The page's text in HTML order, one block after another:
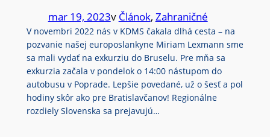
mar 19, 2023v Článok, Zahraničné
V novembri 2022 nás v KDMS čakala dlhá cesta – na
pozvanie našej europoslankyne Miriam Lexmann sme
sa mali vydať na exkurziu do Bruselu. Pre mňa sa
exkurzia začala v pondelok o 14:00 nástupom do
autobusu v Poprade. Lepšie povedané, už o šesť a pol
hodiny skôr ako pre Bratislavčanov! Regionálne
rozdiely Slovenska sa prejavujú…